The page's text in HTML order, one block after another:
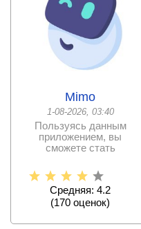
Mimo
1-08-2026, 03:40
Пользуясь данным
приложением, вы
сможете стать
сравнительно
Средняя: 4.2
(170 оценок)